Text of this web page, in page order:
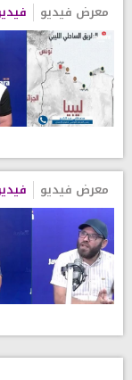
معرض فيديو
معرض فيديو